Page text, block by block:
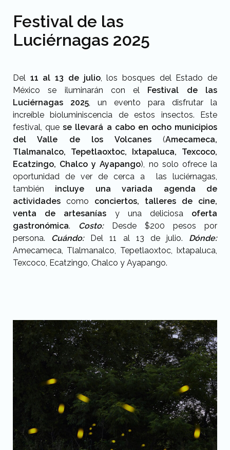
Festival de las
Luciérnagas 2025
Del 11 al 13 de julio, los bosques del Estado de
México se iluminarán con el Festival de las
Luciérnagas 2025, un evento para disfrutar la
increíble bioluminiscencia de estos insectos. Este
festival, que se llevará a cabo en ocho municipios
del Valle de los Volcanes(Amecameca,
Tlalmanalco, Tepetlaoxtoc, Ixtapaluca, Texcoco,
Ecatzingo, Chalco y Ayapango), no solo ofrece la
oportunidad de ver de cerca a las luciérnagas,
también incluye una variada agenda de
actividades como conciertos, talleres de cine,
venta de artesanías y una deliciosa oferta
gastronómica. Costo:Desde $200 pesos por
persona. Cuándo:Del 11 al 13 de julio. Dónde:
Amecameca, Tlalmanalco, Tepetlaoxtoc, Ixtapaluca,
Texcoco, Ecatzingo, Chalco y Ayapango.